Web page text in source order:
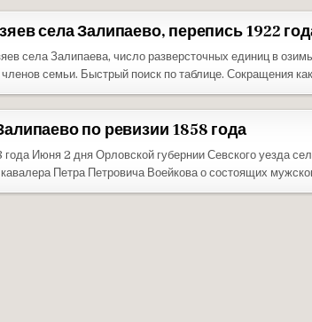
села Залипаево, перепись 1922
села Залипаева, число разверсточных единиц в
семьи. Быстрый поиск по таблице. Сокращения
по ревизии 1858 года
года Июня 2 дня Орловской губернии Севского уезда
кавалера Петра Петровича Воейкова о состоящих